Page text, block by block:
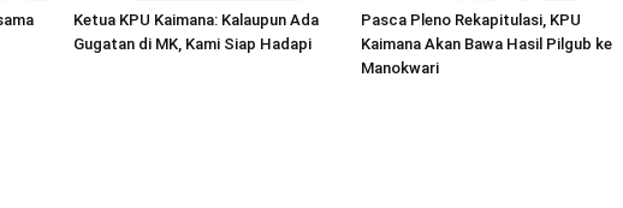
Ketua KPU Kaimana: Kalaupun Ada
Gugatan di MK, Kami Siap Hadapi
Pasca Pleno Rekapitulasi, KPU
Kaimana Akan Bawa Hasil Pilgub ke
Manokwari